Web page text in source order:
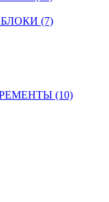
(7)
(10)